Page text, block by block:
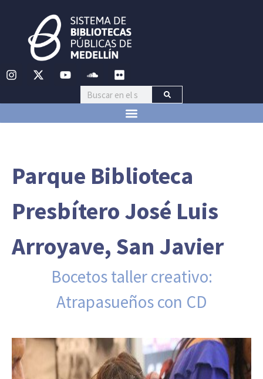
Parque Biblioteca
Presbítero José Luis
Arroyave, San Javier
Bocetos taller creativo:
Atrapasueños con CD